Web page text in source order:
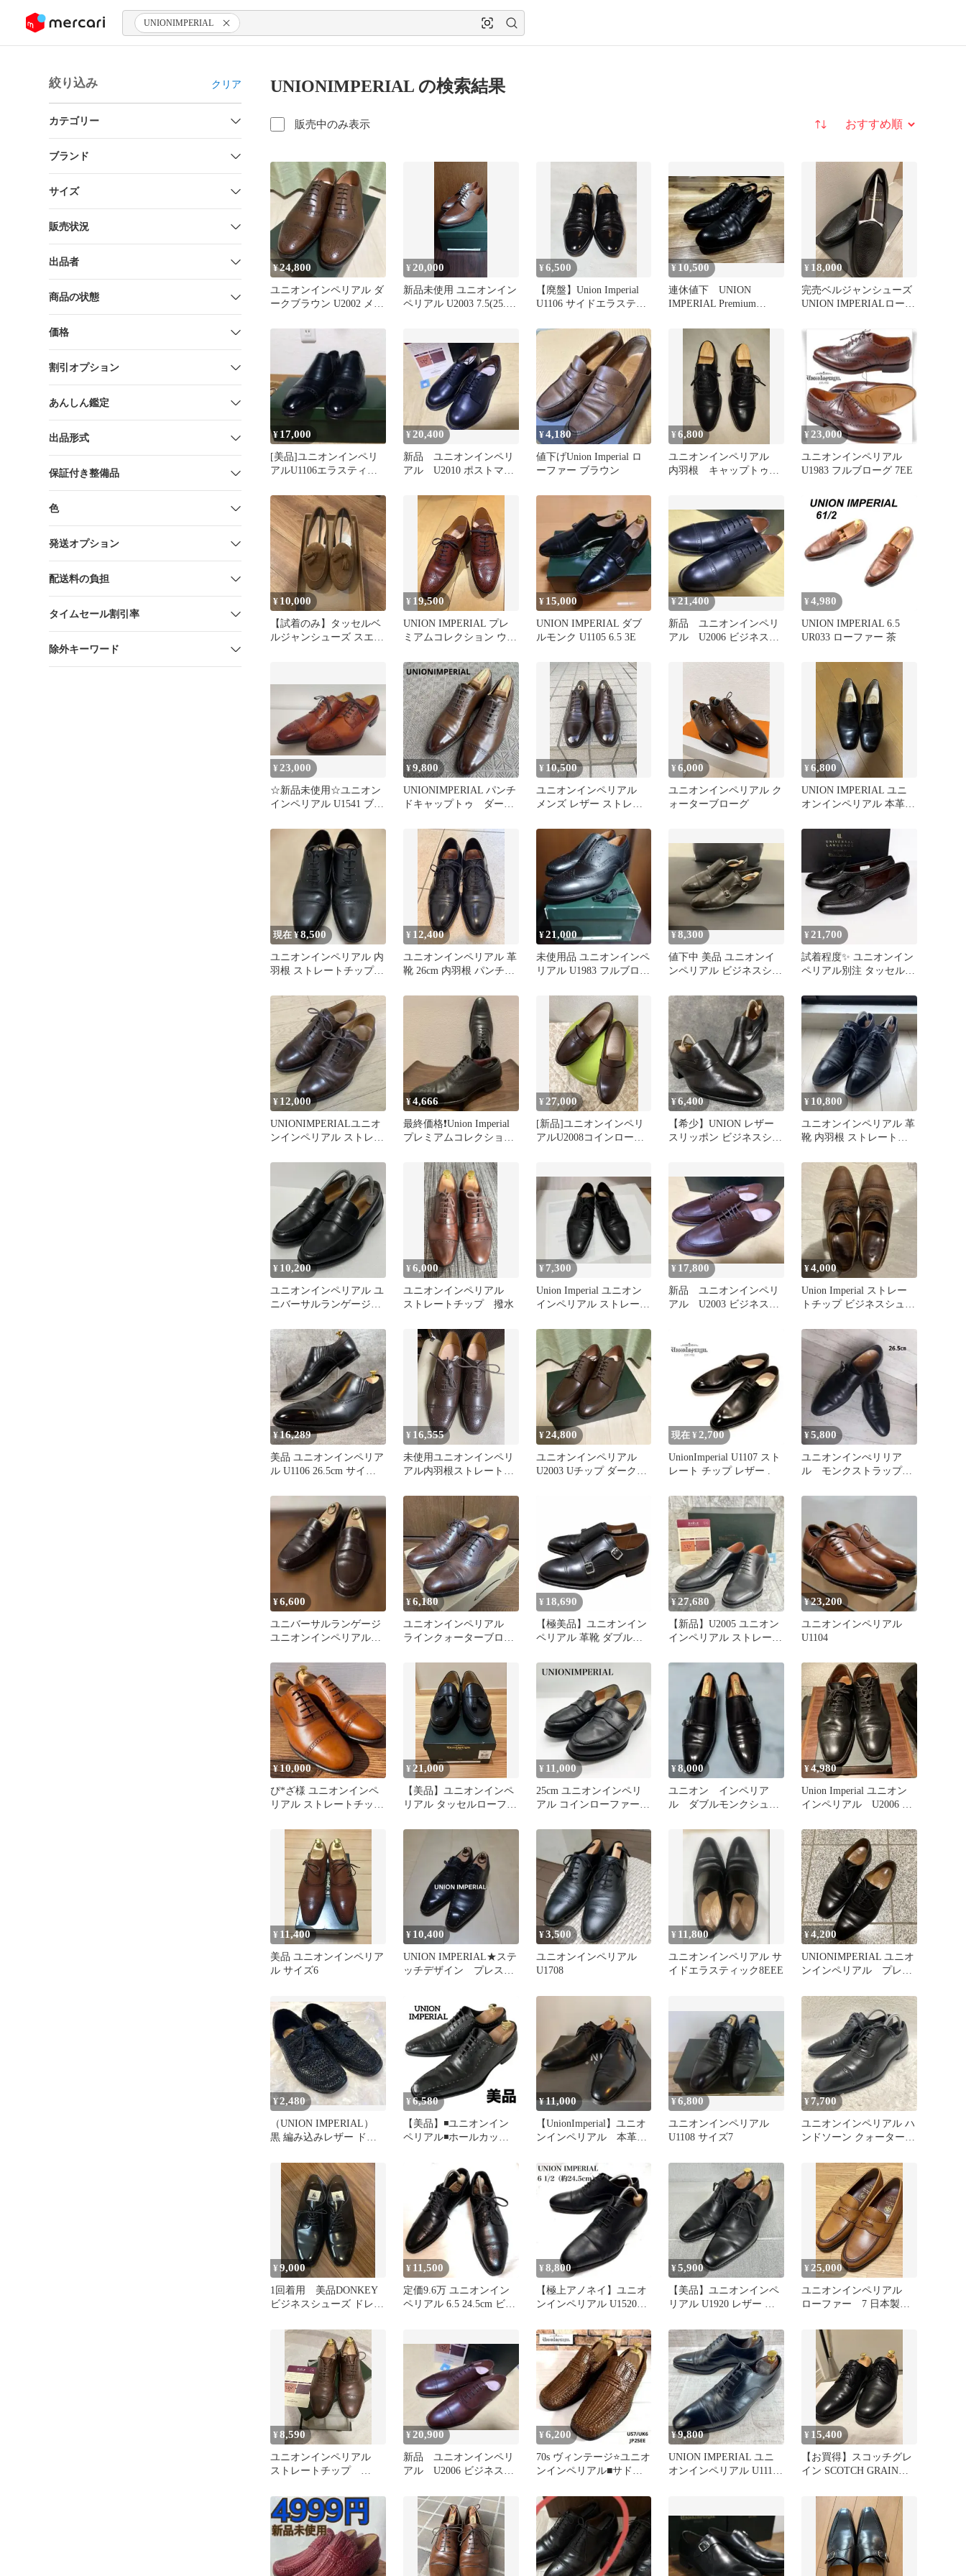
ツにスキップ UNIONIMPERIAL
絞り込み クリア
カテゴリー
ブランド
サイズ
販売状況
出品者
商品の状態
価格
割引オプション
あんしん鑑定
出品形式
保証付き整備品
色
発送オプション
配送料の負担
タイムセール割引率
除外キーワード
UNIONIMPERIAL の検索結果
販売中のみ表示 並び替え
¥24,800
ユニオンインペリアル ダ
ークブラウン U2002 メダ
¥ 20,000
新品未使用 ユニオンイン
ペリアル U2003 7.5(25.5
¥6,500
【廃盤】Union Imperial
U1106 サイドエラスティ
¥ 10,500
連休値下 UNION
IMPERIAL Premium
¥ 18,000
完売ベルジャンシューズ
UNION IMPERIALローフ
¥ 17,000
[美品]ユニオンインペリ
アルU1106エラスティッ
¥ 20,400
新品 ユニオンインペリ
アル U2010 ポストマ
¥4,180
値下げUnion Imperial ロ
ーファー ブラウン
¥6,800
ユニオンインペリアル
内羽根 キャップトゥ
¥ 23,000
ユニオンインペリアル
U1983 フルブローグ 7EE
¥ 10,000
【試着のみ】タッセルベ
ルジャンシューズ スエー
¥ 19,500
UNION IMPERIAL プレ
ミアムコレクション ウィ
¥ 15,000
UNION IMPERIAL ダブ
ルモンク U1105 6.5 3E
¥ 21,400
新品 ユニオンインペリ
アル U2006 ビジネスシ
¥ 4,980
UNION IMPERIAL 6.5
UR033 ローファー 茶
¥ 23,000
☆新品未使用☆ユニオン
インペリアル U1541 ブラ
¥9,800
UNIONIMPERIAL パンチ
ドキャップトゥ ダーク
¥ 10,500
ユニオンインペリアル
メンズ レザー ストレー
¥6,000
ユニオンインペリアル ク
ォーターブローグ
¥6,800
UNION IMPERIAL ユニ
オンインペリアル 本革
現在 ¥8,500
ユニオンインペリアル 内
羽根 ストレートチップ 7
¥ 12,400
ユニオンインペリアル 革
靴 26cm 内羽根 パンチド
¥21,000
未使用品 ユニオンインペ
リアル U1983 フルブロー
¥8,300
値下中 美品 ユニオンイ
ンペリアル ビジネスシュ
¥21,700
試着程度✨ ユニオンイン
ペリアル別注 タッセルロ
¥ 12,000
UNIONIMPERIALユニオ
ンインペリアル ストレー
¥4,666
最終価格❗️Union Imperial
プレミアムコレクショ
¥ 27,000
[新品]ユニオンインペリ
アルU2008コインローフ
¥6,400
【希少】UNION レザー
スリッポン ビジネスシュ
¥ 10,800
ユニオンインペリアル 革
靴 内羽根 ストレートチ
¥ 10,200
ユニオンインペリアル ユ
ニバーサルランゲージ別
ー 黒
¥6,000
ユニオンインペリアル
ストレートチップ 撥水
¥7,300
Union Imperial ユニオン
インペリアル ストレート
¥17,800
新品 ユニオンインペリ
アル U2003 ビジネスシ
¥4,000
Union Imperial ストレー
トチップ ビジネスシュー
¥16,289
美品 ユニオンインペリア
ル U1106 26.5cm サイド
¥ 16,555
未使用ユニオンインペリ
アル内羽根ストレートチ
¥24,800
ユニオンインペリアル
U2003 Uチップ ダークブ
現在 ¥ 2,700
UnionImperial U1107 スト
レート チップ レザー .
¥5,800
ユニオンインぺリリア
ル モンクストラップビ
¥6,600
ユニバーサルランゲージ
ユニオンインペリアル別
ラウン
¥6,180
ユニオンインペリアル
ラインクォーターブロー
¥ 18,690
【極美品】ユニオンイン
ペリアル 革靴 ダブルモ
¥27,680
【新品】U2005 ユニオン
インペリアル ストレート
¥23,200
ユニオンインペリアル
U1104
¥10,000
ぴ*ざ様 ユニオンインペ
リアル ストレートチップ
¥ 21,000
【美品】ユニオンインペ
リアル タッセルローファ
¥ 11,000
25cm ユニオンインペリ
アル コインローファー
¥8,000
ユニオン インペリア
ル ダブルモンクシュー
¥4,980
Union Imperial ユニオン
インペリアル U2006 3E
¥ 11,400
美品 ユニオンインペリア
ル サイズ6
¥ 10,400
UNION IMPERIAL★ステ
ッチデザイン プレステ
¥3,500
ユニオンインペリアル
U1708
¥ 11,800
ユニオンインペリアル サ
イドエラスティック8EEE
¥4,200
UNIONIMPERIAL ユニオ
ンインペリアル プレー
¥2,480
（UNION IMPERIAL）
黒 編み込みレザー ドレ
¥ 6,580
【美品】◾️ユニオンイン
ペリアル◾️ホールカット◾️
¥11,000
【UnionImperial】ユニオ
ンインペリアル 本革
¥6,800
ユニオンインペリアル
U1108 サイズ7
¥ 7,700
ユニオンインペリアル ハ
ンドソーン クォーターブ
¥9,000
1回着用 美品DONKEY
ビジネスシューズ ドレス
¥ 11,500
定価9.6万 ユニオンイン
ペリアル 6.5 24.5cm ビジ
¥ 8,800
【極上アノネイ】ユニオ
ンインペリアル U1520
¥5,900
【美品】ユニオンインペ
リアル U1920 レザー ポ
¥25,000
ユニオンインペリアル
ローファー 7 日本製
¥8,590
ユニオンインペリアル
ストレートチップ
ナー
¥20,900
新品 ユニオンインペリ
アル U2006 ビジネスシ
¥6,200
70s ヴィンテージ⭐️ユニオ
ンインペリアル■サドル
ャート
¥9,800
UNION IMPERIAL ユニ
オンインペリアル U1111
¥ 15,400
【お買得】スコッチグレ
イン SCOTCH GRAIN